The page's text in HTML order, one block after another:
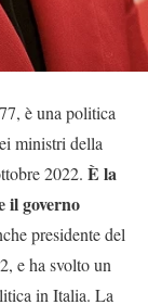
è una politica
ministri della
2022. È la
il governo
presidente del
e ha svolto un
in Italia. La